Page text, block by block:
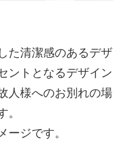
た清潔感のあるデ
ントとなるデザイ
人様へのお別れの
。
ジです。